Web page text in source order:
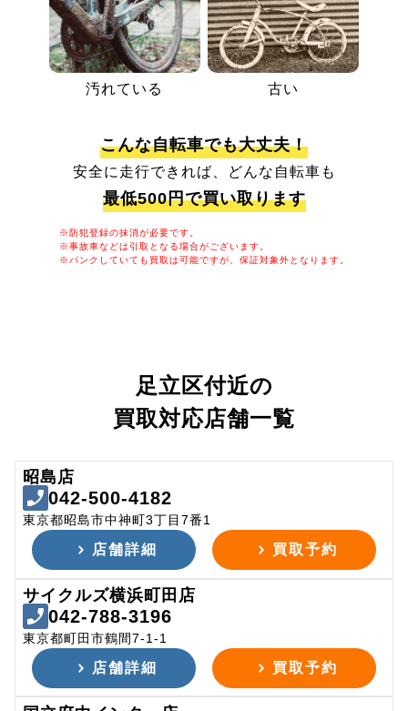
汚れている 古い
こんな自転車でも大丈夫！
安全に走行できれば、どんな自転車も
最低500円で買い取ります
※防犯登録の抹消が必要です。
※事故車などは引取となる場合がございます。
※パンクしていても買取は可能ですが、保証対象外となります。
足立区付近の
買取対応店舗一覧
昭島店
042-500-4182
東京都昭島市中神町3丁目7番1
店舗詳細 買取予約
サイクルズ横浜町田店
042-788-3196
東京都町田市鶴間7-1-1
店舗詳細 買取予約